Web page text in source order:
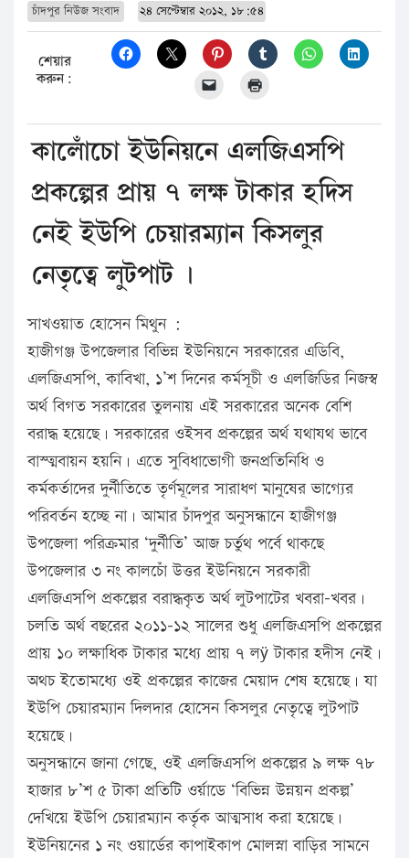
চাঁদপুর নিউজ সংবাদ ২৪ সেপ্টেম্বার ২০১২, ১৮:৫৪
শেয়ার
করুন:
কালোঁচো ইউনিয়নে এলজিএসপি
প্রকল্পের প্রায় ৭ লক্ষ টাকার হদিস
নেই ইউপি চেয়ারম্যান কিসলুর
নেতৃত্বে লুটপাট ।
সাখওয়াত হোসেন মিথুন :
হাজীগঞ্জ উপজেলার বিভিন্ন ইউনিয়নে সরকারের এডিবি,
এলজিএসপি, কাবিখা, ১’শ দিনের কর্মসূচী ও এলজিডির নিজস্ব
অর্থ বিগত সরকারের তুলনায় এই সরকারের অনেক বেশি
বরাদ্ধ হয়েছে। সরকারের ওইসব প্রকল্পের অর্থ যথাযথ ভাবে
বাস্ত্মবায়ন হয়নি। এতে সুবিধাভোগী জনপ্রতিনিধি ও
কর্মকর্তাদের দুর্নীতিতে তৃর্ণমূলের সারাধণ মানুষের ভাগ্যের
পরিবর্তন হচ্ছে না। আমার চাঁদপুর অনুসন্ধানে হাজীগঞ্জ
উপজেলা পরিক্রমার ‘দুর্নীতি’ আজ চর্তুথ পর্বে থাকছে
উপজেলার ৩ নং কালচোঁ উত্তর ইউনিয়নে সরকারী
এলজিএসপি প্রকল্পের বরাদ্ধকৃত অর্থ লুটপাটের খবরা-খবর।
চলতি অর্থ বছরের ২০১১-১২ সালের শুধু এলজিএসপি প্রকল্পের
প্রায় ১০ লক্ষাধিক টাকার মধ্যে প্রায় ৭ লÿ টাকার হদীস নেই।
অথচ ইতোমধ্যে ওই প্রকল্পের কাজের মেয়াদ শেষ হয়েছে। যা
ইউপি চেয়ারম্যান দিলদার হোসেন কিসলুর নেতৃত্বে লুটপাট
হয়েছে।
অনুসন্ধানে জানা গেছে, ওই এলজিএসপি প্রকল্পের ৯ লক্ষ ৭৮
হাজার ৮’শ ৫ টাকা প্রতিটি ওর্য়াডে ‘বিভিন্ন উন্নয়ন প্রকল্প’
দেখিয়ে ইউপি চেয়ারম্যান কর্তৃক আত্মসাধ করা হয়েছে।
ইউনিয়নের ১ নং ওয়ার্ডের কাপাইকাপ মোলস্না বাড়ির সামনে